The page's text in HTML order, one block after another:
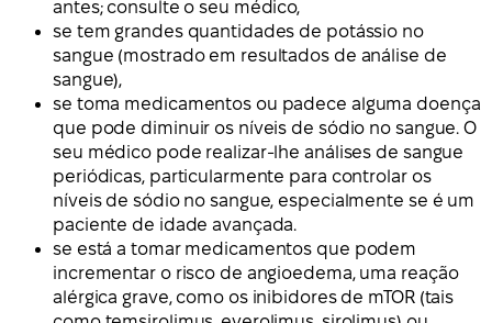
antes; consulte o seu médico,
se tem grandes quantidades de potássio no
sangue (mostrado em resultados de análise de
sangue),
se toma medicamentos ou padece alguma doença
que pode diminuir os níveis de sódio no sangue. O
seu médico pode realizar-lhe análises de sangue
periódicas, particularmente para controlar os
níveis de sódio no sangue, especialmente se é um
paciente de idade avançada.
se está a tomar medicamentos que podem
incrementar o risco de angioedema, uma reação
alérgica grave, como os inibidores de mTOR (tais